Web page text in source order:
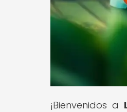
¡Bienvenidos a